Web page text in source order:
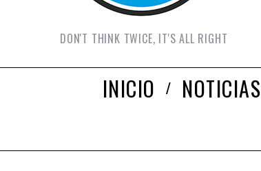
DON'T THINK TWICE, IT'S ALL RIGHT
INICIO NOTICIAS